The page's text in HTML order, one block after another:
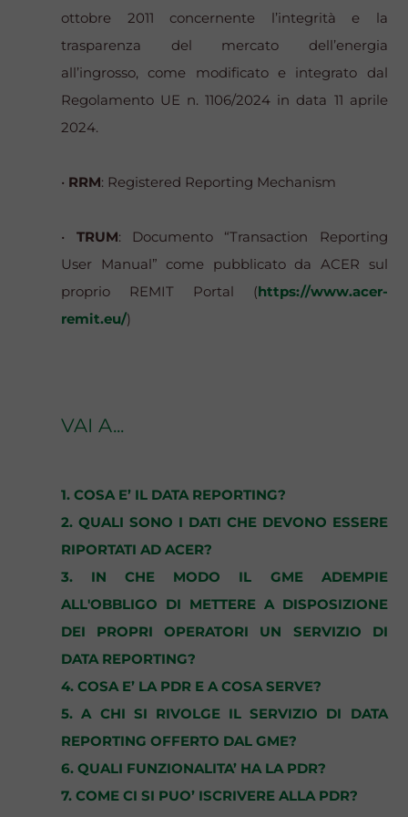
ottobre 2011 concernente l’integrità e la
trasparenza del mercato dell’energia
all’ingrosso, come modificato e integrato dal
Regolamento UE n. 1106/2024 in data 11 aprile
2024.
• RRM: Registered Reporting Mechanism
• TRUM: Documento “Transaction Reporting
User Manual” come pubblicato da ACER sul
proprio REMIT Portal (https://www.acer-
remit.eu/)
VAI A...
1. COSA E’ IL DATA REPORTING?
2. QUALI SONO I DATI CHE DEVONO ESSERE
RIPORTATI AD ACER?
3. IN CHE MODO IL GME ADEMPIE
ALL'OBBLIGO DI METTERE A DISPOSIZIONE
DEI PROPRI OPERATORI UN SERVIZIO DI
DATA REPORTING?
4. COSA E’ LA PDR E A COSA SERVE?
5. A CHI SI RIVOLGE IL SERVIZIO DI DATA
REPORTING OFFERTO DAL GME?
6. QUALI FUNZIONALITA’ HA LA PDR?
7. COME CI SI PUO’ ISCRIVERE ALLA PDR?